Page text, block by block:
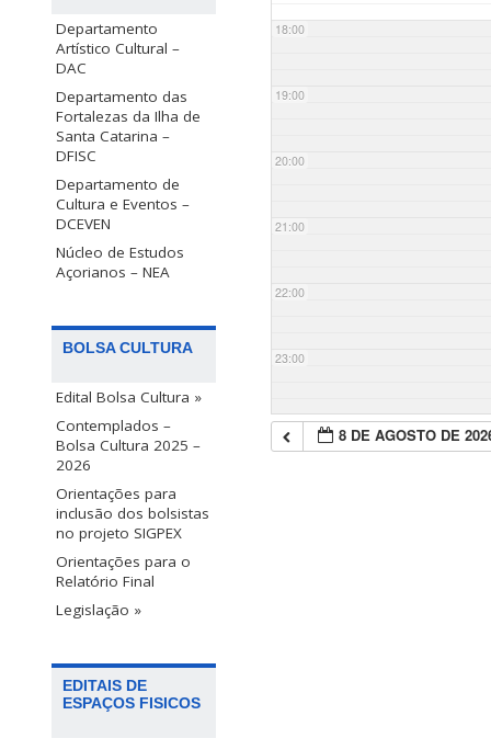
Departamento
Artístico Cultural –
DAC
Departamento das
Fortalezas da Ilha de
Santa Catarina –
DFISC
Departamento de
Cultura e Eventos –
DCEVEN
Núcleo de Estudos
Açorianos – NEA
BOLSA CULTURA
Edital Bolsa Cultura »
Contemplados –
Bolsa Cultura 2025 –
2026
Orientações para
inclusão dos bolsistas
no projeto SIGPEX
Orientações para o
Relatório Final
Legislação »
EDITAIS DE
ESPAÇOS FISICOS
18:00
19:00
20:00
21:00
22:00
23:00
8 DE AGOSTO DE